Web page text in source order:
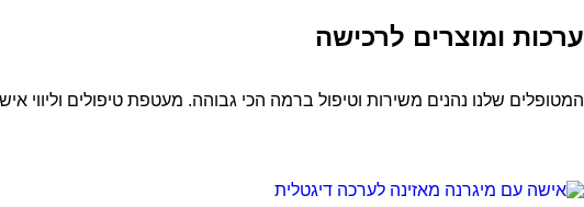
ערכות ומוצרים לרכישה
המטופלים שלנו נהנים משירות וטיפול ברמה הכי גבוהה. מעטפת טיפולים וליווי